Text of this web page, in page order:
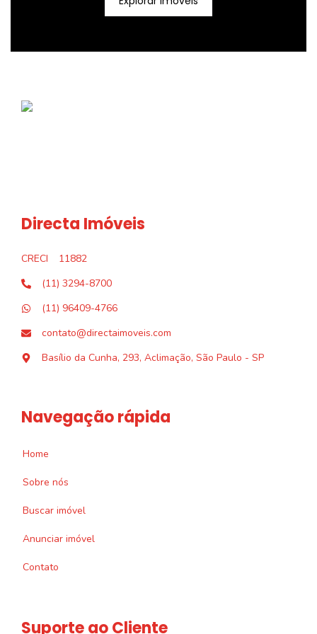
Directa Imóveis
CRECI
11882
(11) 3294-8700
(11) 96409-4766
contato@directaimoveis.com
Basílio da Cunha, 293, Aclimação, São Paulo - SP
Navegação rápida
Home
Sobre nós
Buscar imóvel
Anunciar imóvel
Contato
Suporte ao Cliente